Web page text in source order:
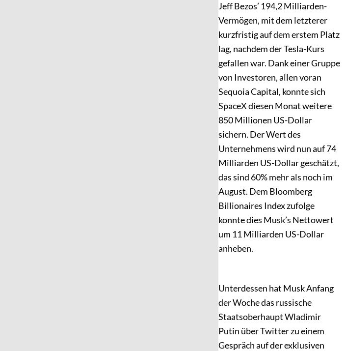
Jeff Bezos’ 194,2 Milliarden-
Vermögen, mit dem letzterer
kurzfristig auf dem erstem Platz
lag, nachdem der Tesla-Kurs
gefallen war. Dank einer Gruppe
von Investoren, allen voran
Sequoia Capital, konnte sich
SpaceX diesen Monat weitere
850 Millionen US-Dollar
sichern. Der Wert des
Unternehmens wird nun auf 74
Milliarden US-Dollar geschätzt,
das sind 60% mehr als noch im
August. Dem Bloomberg
Billionaires Index zufolge
konnte dies Musk’s Nettowert
um 11 Milliarden US-Dollar
anheben.
Unterdessen hat Musk Anfang
der Woche das russische
Staatsoberhaupt Wladimir
Putin über Twitter zu einem
Gespräch auf der exklusiven